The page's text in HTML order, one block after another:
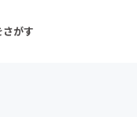
がす